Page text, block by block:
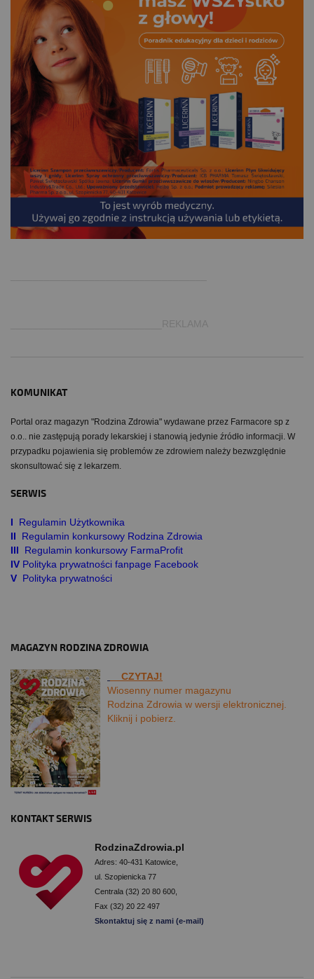
___________________________REKLAMA
KOMUNIKAT
Portal oraz magazyn "Rodzina Zdrowia" wydawane przez Farmacore sp z
o.o.. nie zastępują porady lekarskiej i stanowią jedynie źródło informacji. W
przypadku pojawienia się problemów ze zdrowiem należy bezwzględnie
skonsultować się z lekarzem.
SERWIS
I Regulamin Użytkownika
II
Regulamin konkursowy Rodzina Zdrowia
III
Regulamin konkursowy FarmaProfit
IV Polityka prywatności fanpage Facebook
V Polityka prywatności
MAGAZYN RODZINA ZDROWIA
CZYTAJ!
Wiosenny numer magazynu
Rodzina Zdrowia w wersji elektronicznej.
Kliknij i pobierz.
KONTAKT SERWIS
RodzinaZdrowia.pl
Adres: 40-431 Katowice,
ul. Szopienicka 77
Centrala (32) 20 80 600,
Fax (32) 20 22 497
Skontaktuj się z nami (e-mail)